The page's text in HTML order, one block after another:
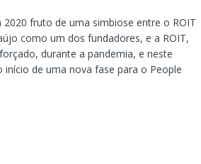
fruto de uma simbiose entre o ROIT
como um dos fundadores, e a ROIT,
durante a pandemia, e neste
de uma nova fase para o People